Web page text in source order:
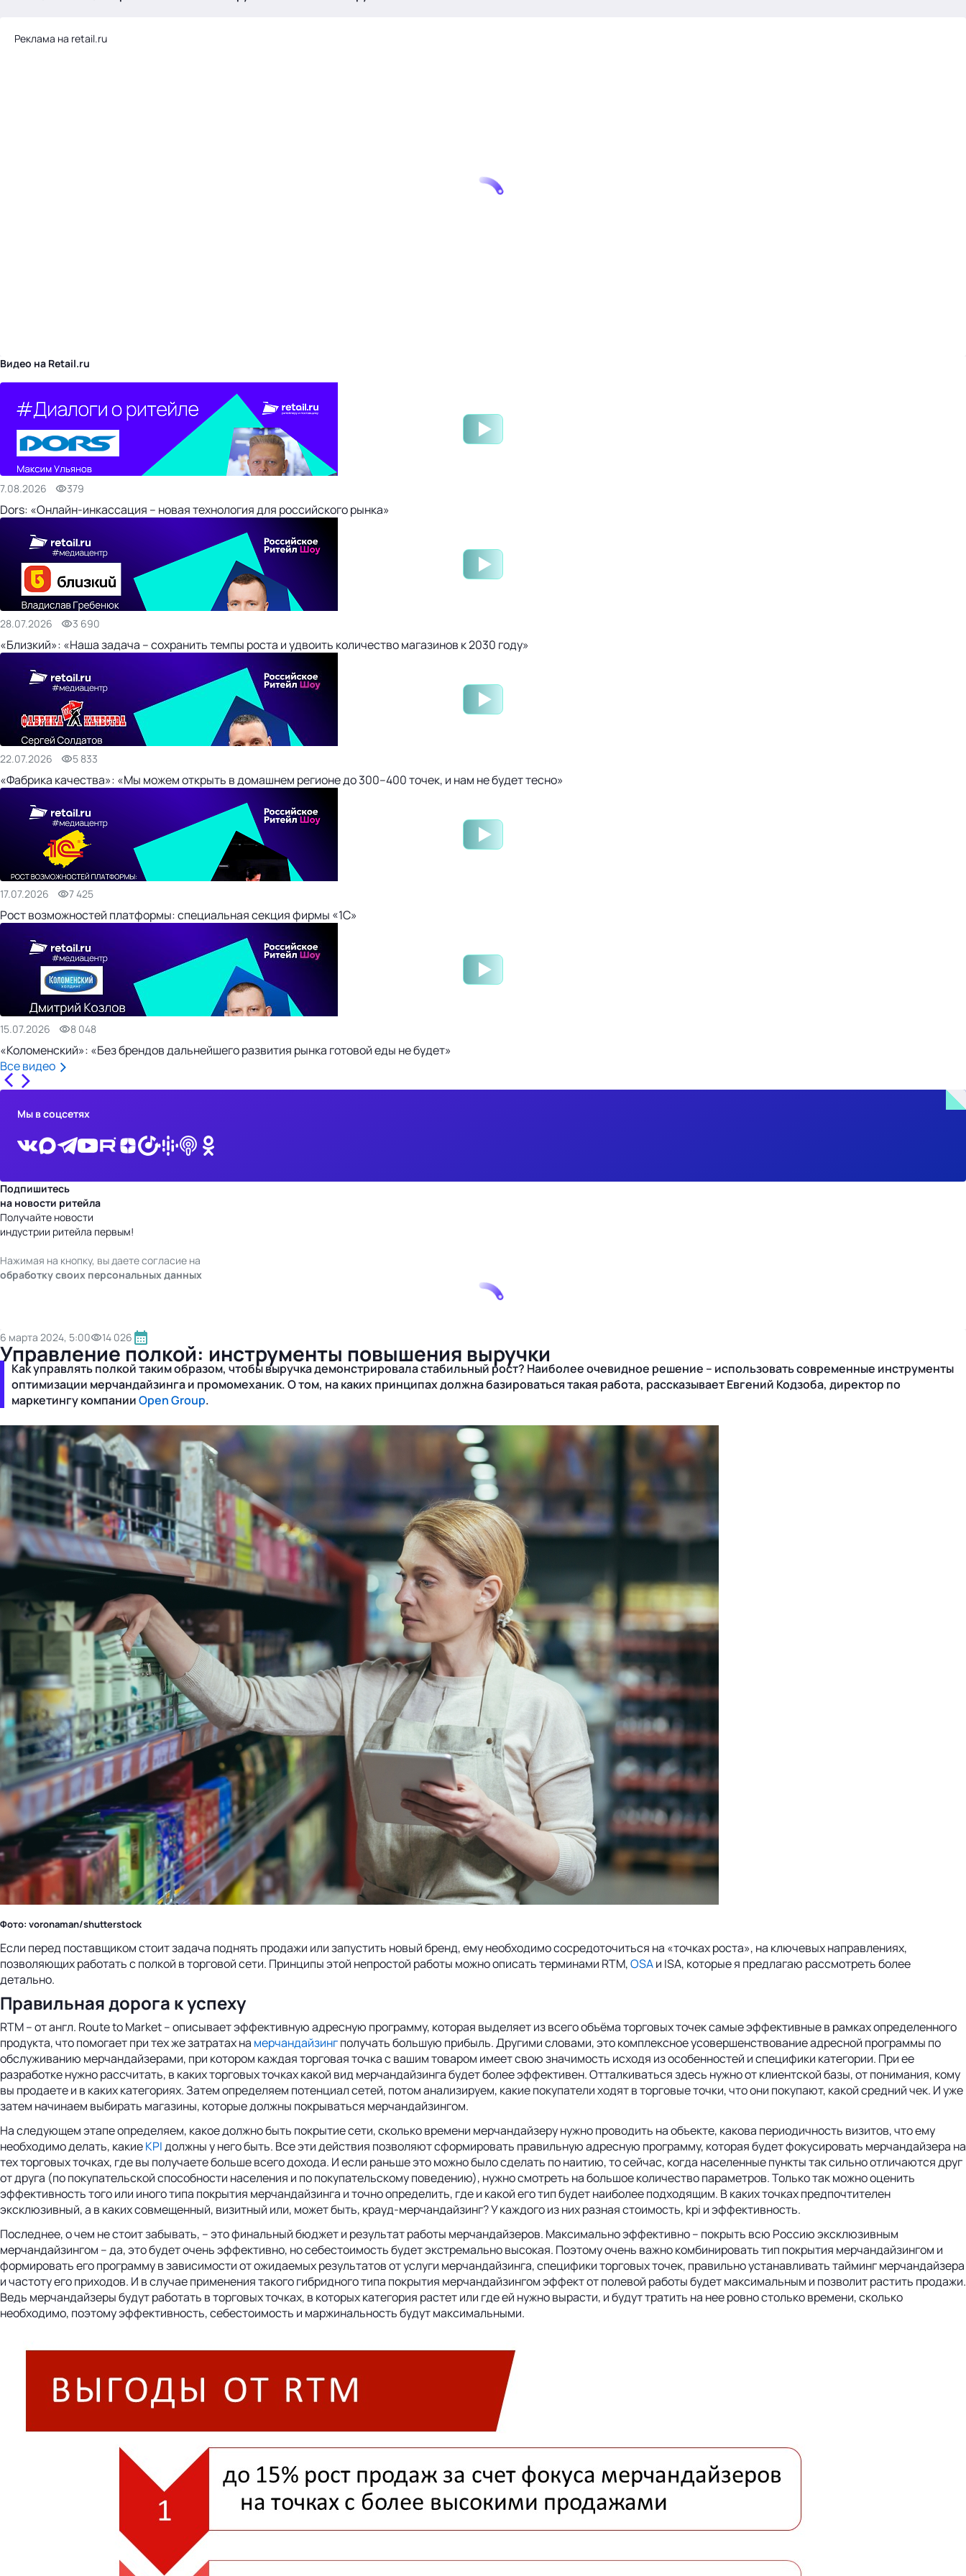
Реклама на retail.ru
Видео на Retail.ru
7.08.2026 379
Dors: «Онлайн-инкассация – новая технология для российского рынка»
28.07.2026 3 690
«Близкий»: «Наша задача – сохранить темпы роста и удвоить количество магазинов к 2030 году»
22.07.2026 5 833
«Фабрика качества»: «Мы можем открыть в домашнем регионе до 300–400 точек, и нам не будет тесно»
17.07.2026 7 425
Рост возможностей платформы: специальная секция фирмы «1С»
15.07.2026 8 048
«Коломенский»: «Без брендов дальнейшего развития рынка готовой еды не будет»
Все видео
Мы в соцсетях
Подпишитесь
на новости ритейла
Получайте новости
индустрии ритейла первым!
Нажимая на кнопку, вы даете согласие на
обработку своих персональных данных
6 марта 2024, 5:00 14 026
Управление полкой: инструменты повышения выручки
Как управлять полкой таким образом, чтобы выручка демонстрировала стабильный рост? Наиболее очевидное решение – использовать современные инструменты
оптимизации мерчандайзинга и промомеханик. О том, на каких принципах должна базироваться такая работа, рассказывает Евгений Кодзоба, директор по
маркетингу компанииOpen Group.
Фото: voronaman/shutterstock
Если перед поставщиком стоит задача поднять продажи или запустить новый бренд, ему необходимо сосредоточиться на «точках роста», на ключевых направлениях,
позволяющих работать с полкой в торговой сети. Принципы этой непростой работы можно описать терминами RTM,OSAи ISA, которые я предлагаю рассмотреть более
детально.
Правильная дорога к успеху
RTM – от англ. Route to Market – описывает эффективную адресную программу, которая выделяет из всего объёма торговых точек самые эффективные в рамках определенного
продукта, что помогает при тех же затратах на мерчандайзингполучать большую прибыль. Другими словами, это комплексное усовершенствование адресной программы по
обслуживанию мерчандайзерами, при котором каждая торговая точка с вашим товаром имеет свою значимость исходя из особенностей и специфики категории. При ее
разработке нужно рассчитать, в каких торговых точках какой вид мерчандайзинга будет более эффективен. Отталкиваться здесь нужно от клиентской базы, от понимания, кому
вы продаете и в каких категориях. Затем определяем потенциал сетей, потом анализируем, какие покупатели ходят в торговые точки, что они покупают, какой средний чек. И уже
затем начинаем выбирать магазины, которые должны покрываться мерчандайзингом.
На следующем этапе определяем, какое должно быть покрытие сети, сколько времени мерчандайзеру нужно проводить на объекте, какова периодичность визитов, что ему
необходимо делать, какиеKPIдолжны у него быть. Все эти действия позволяют сформировать правильную адресную программу, которая будет фокусировать мерчандайзера на
тех торговых точках, где вы получаете больше всего дохода. И если раньше это можно было сделать по наитию, то сейчас, когда населенные пункты так сильно отличаются друг
от друга (по покупательской способности наcеления и по покупательскому поведению), нужно смотреть на большое количество параметров. Только так можно оценить
эффективность того или иного типа покрытия мерчандайзинга и точно определить, где и какой его тип будет наиболее подходящим. В каких точках предпочтителен
эксклюзивный, а в каких совмещенный, визитный или, может быть, крауд-мерчандайзинг? У каждого из них разная стоимость, kpi и эффективность.
Последнее, о чем не стоит забывать, – это финальный бюджет и результат работы мерчандайзеров. Максимально эффективно – покрыть всю Россию эксклюзивным
мерчандайзингом – да, это будет очень эффективно, но себестоимость будет экстремально высокая. Поэтому очень важно комбинировать тип покрытия мерчандайзингом и
формировать его программу в зависимости от ожидаемых результатов от услуги мерчандайзинга, специфики торговых точек, правильно устанавливать тайминг мерчандайзера
и частоту его приходов. И в случае применения такого гибридного типа покрытия мерчандайзингом эффект от полевой работы будет максимальным и позволит растить продажи.
Ведь мерчандайзеры будут работать в торговых точках, в которых категория растет или где ей нужно вырасти, и будут тратить на нее ровно столько времени, сколько
необходимо, поэтому эффективность, себестоимость и маржинальность будут максимальными.